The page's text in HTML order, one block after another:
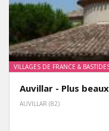
VILLAGES DE FRANCE &
Auvillar - Plus
AUVILLAR (82)